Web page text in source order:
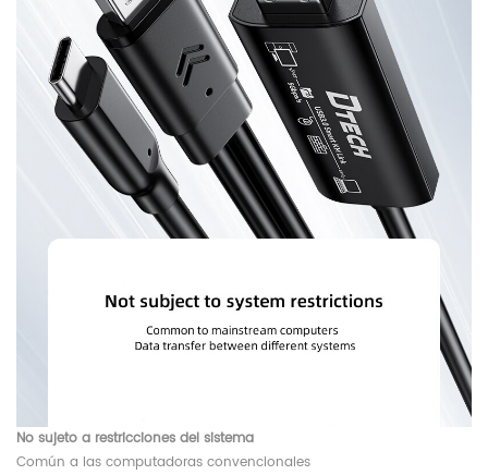
No sujeto a restricciones del sistema
Común a las computadoras convencionales